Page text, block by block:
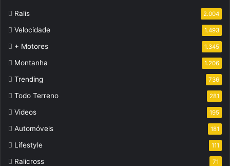
Ralis 2.004
Velocidade 1.493
+ Motores 1.345
Montanha 1.206
Trending 736
Todo Terreno 281
Videos 195
Automóveis 181
Lifestyle 111
Ralicross 71